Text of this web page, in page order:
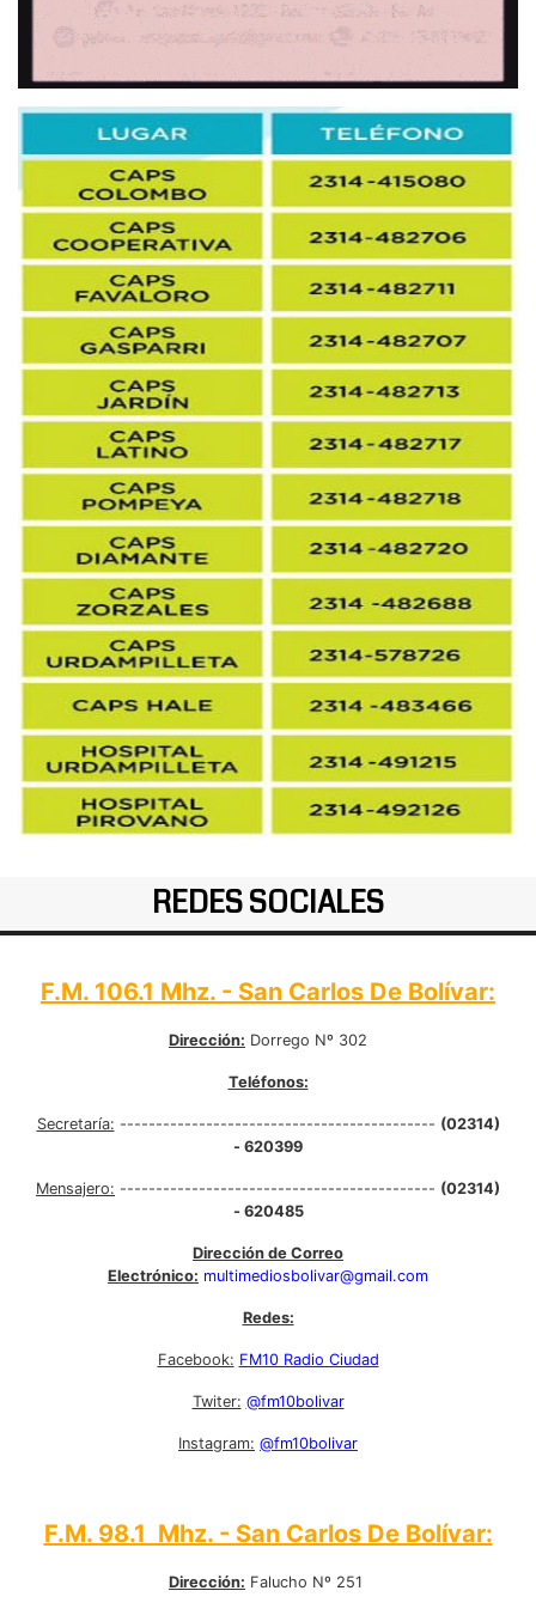
REDES SOCIALES
F.M. 106.1 Mhz. - San Carlos De Bolívar:
Dirección: Dorrego Nº 302
Teléfonos:
Secretaría: -------------------------------------------- (02314)
- 620399
Mensajero: -------------------------------------------- (02314)
- 620485
Dirección de Correo
Electrónico: multimediosbolivar@gmail.com
Redes:
Facebook: FM10 Radio Ciudad
Twiter: @fm10bolivar
Instagram: @fm10bolivar
F.M. 98.1 Mhz. - San Carlos De Bolívar:
Dirección: Falucho Nº 251